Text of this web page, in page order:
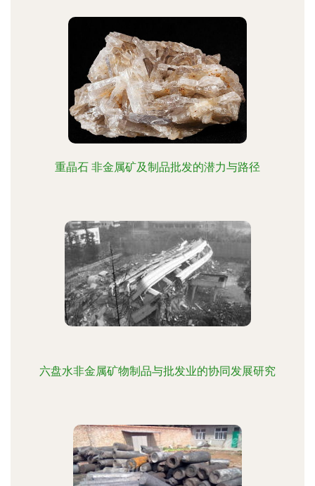
重晶石 非金属矿及制品批发的潜力与路径
六盘水非金属矿物制品与批发业的协同发展研究